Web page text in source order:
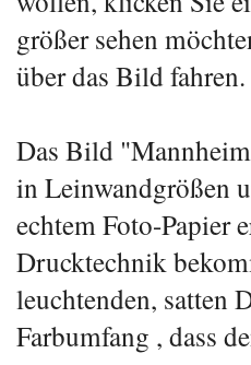
größer sehen
über das Bild
Das Bild
in Leinwandgrößen
echtem Foto-Papier
Drucktechnik
leuchtenden, satten
Farbumfang , dass